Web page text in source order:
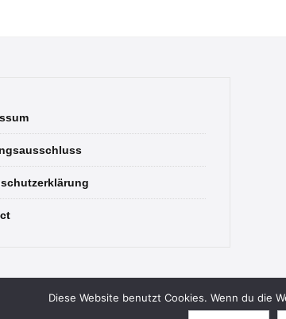
Diese Website benutzt Cookies. Wenn du die